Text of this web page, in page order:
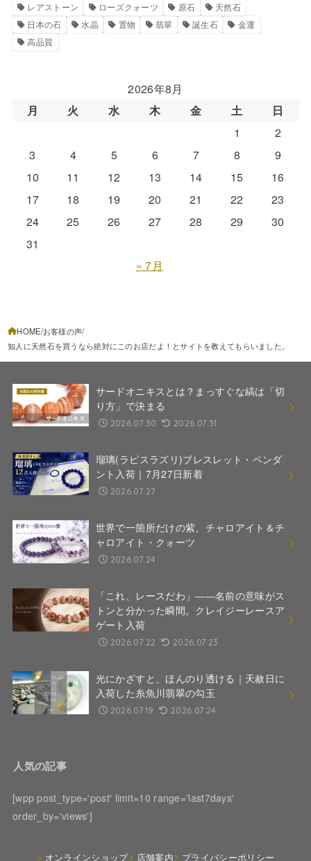
レアストーン
ローズクォーツ 原石
天然石
日本の石
水晶 置物 翡翠 誕生石
金運
高品質
2026年8月
月
火 水 木 金 土
日
1
2
3
4 5 6 7 8
9
10
11 12 13 14 15
16
17
18 19 20 21 22
23
24
25 26 27 28 29
30
31
« 7月
HOME お客様の声
知人に天然石を買うなら絶対にこのお店だよ！とサイトを教えてもらいました。
サードオニキスとは？まっすぐな縞は「切
り方」で決まる
2026.07.30 2026.07.31
瑠璃(ラピスラズリ)ブレスレット・ペンダ
ント入荷｜7月27日新着
2026.07.27
世界で一箇所だけの紫、チャロアイト＆チ
ャロアイト・クォーツ
2026.07.24
「これ、レースだわ」――名前の意味がス
トンと分かった瞬間。クレイジーレースア
ゲート入荷
2026.07.22 2026.07.23
光にかざすと、ほんのり透ける｜天赦日に
入荷した糸魚川翡翠の勾玉
2026.07.19 2026.07.24
人気の記事
[wpp post_type='post' limit=10 range='last7days'
order_by='views']
オンラインショップ 店舗案内 プライバシーポリシー